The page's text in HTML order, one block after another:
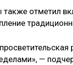
отметил
—